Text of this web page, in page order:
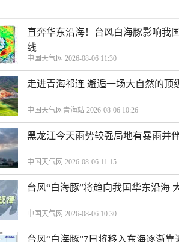
直奔华东沿海！台风白海豚影响我
线
中国天气网 2026-08-06 11:30
走进青海祁连 邂逅一场大自然的顶
中国天气网青海站 2026-08-06 10:26
黑龙江今天雨势较强局地有暴雨并
中国天气网 2026-08-06 11:15
台风“白海豚”将趋向我国华东沿海
中国天气网 2026-08-06 10:30
台风“白海豚”7日将移入东海逐渐